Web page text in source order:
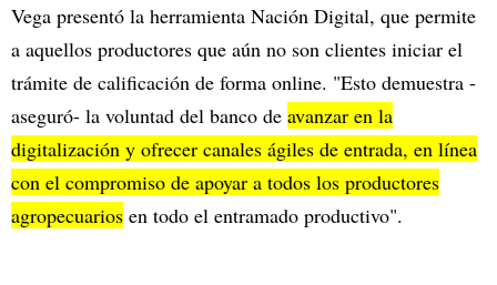
Vega presentó la herramienta Nación Digital, que permite
a aquellos productores que aún no son clientes iniciar el
trámite de calificación de forma online. "Esto demuestra -
aseguró- la voluntad del banco de avanzar en la
digitalización y ofrecer canales ágiles de entrada, en línea
con el compromiso de apoyar a todos los productores
agropecuarios en todo el entramado productivo".